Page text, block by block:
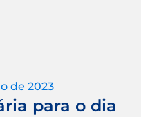
de 2023
para o dia